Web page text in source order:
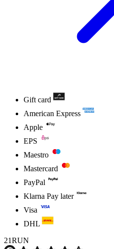
Gift card
American Express
Apple
EPS
Maestro
Mastercard
PayPal
Klarna Pay later
Visa
DHL
21RUN